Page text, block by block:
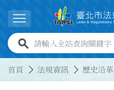
展開選單
全站查詢關鍵字欄位
首頁 法規資訊 歷史沿革